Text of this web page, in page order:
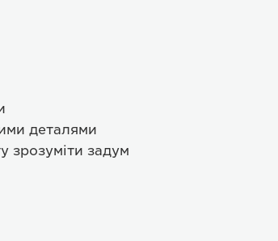
деталями
зрозуміти задум